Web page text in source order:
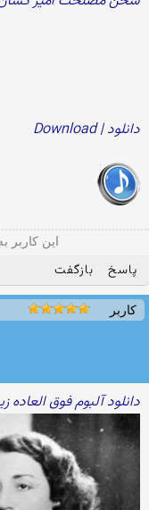
دانلود | Download
این کاربر
پاسخ بازگفت
کاربر
دانلود آلبوم فوق العاده